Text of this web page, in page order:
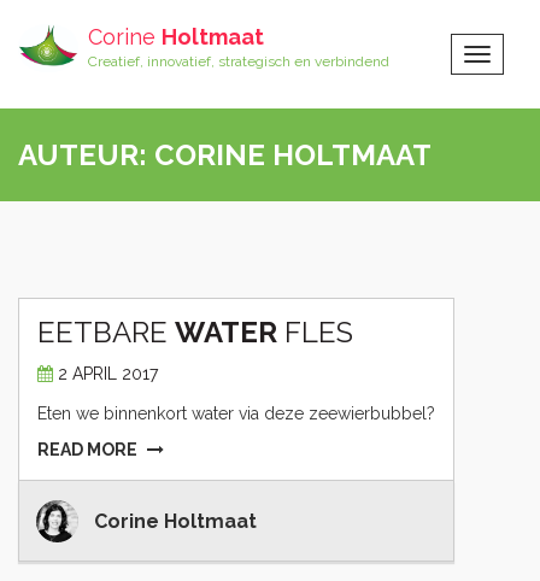
Toggle
Corine Holtmaat
Creatief, innovatief, strategisch en verbindend
AUTEUR: CORINE HOLTMAAT
EETBARE WATER FLES
2 APRIL 2017
Eten we binnenkort water via deze zeewierbubbel?
READ MORE
Corine Holtmaat